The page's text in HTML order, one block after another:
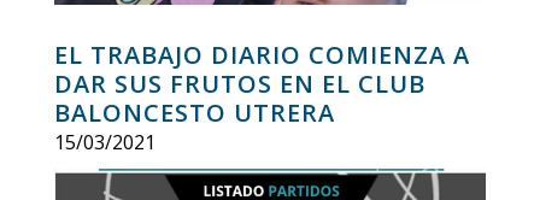
EL TRABAJO DIARIO COMIENZA A
DAR SUS FRUTOS EN EL CLUB
BALONCESTO UTRERA
15/03/2021